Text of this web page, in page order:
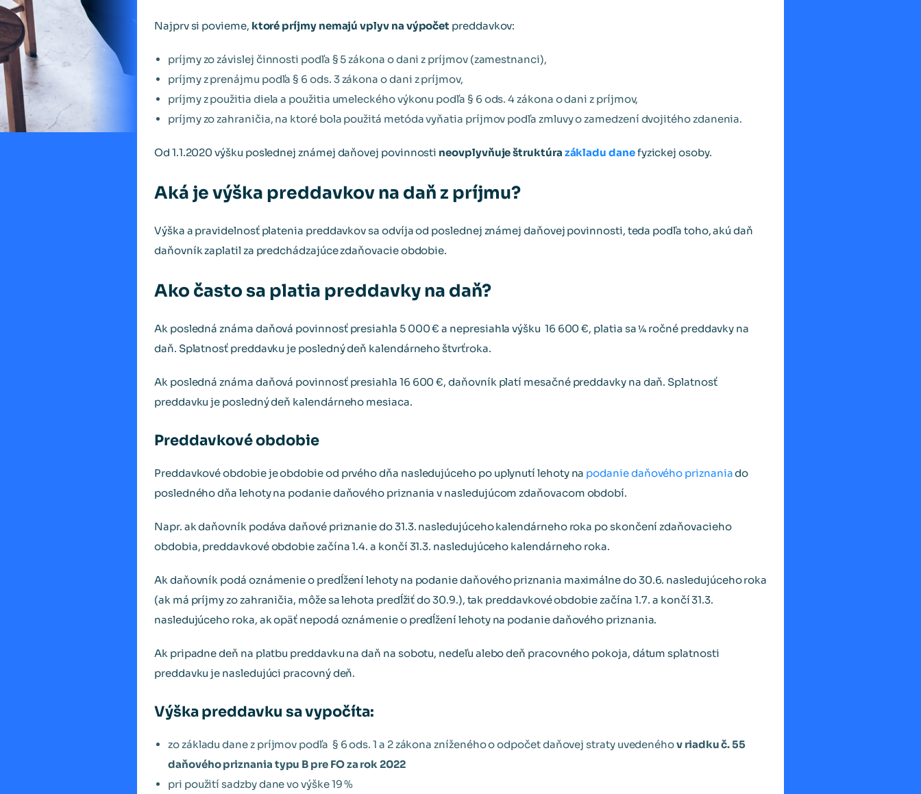
Najprv si povieme, ktoré príjmy nemajú vplyv na výpočet preddavkov:
príjmy zo závislej činnosti podľa § 5 zákona o dani z príjmov (zamestnanci),
príjmy z prenájmu podľa § 6 ods. 3 zákona o dani z príjmov,
príjmy z použitia diela a použitia umeleckého výkonu podľa § 6 ods. 4 zákona o dani z príjmov,
príjmy zo zahraničia, na ktoré bola použitá metóda vyňatia príjmov podľa zmluvy o zamedzení dvojitého zdanenia.
Od 1.1.2020 výšku poslednej známej daňovej povinnosti neovplyvňuje štruktúra základu danefyzickej osoby.
Aká je výška preddavkov na daň z príjmu?
Výška a pravidelnosť platenia preddavkov sa odvíja od poslednej známej daňovej povinnosti, teda podľa toho, akú daň
daňovník zaplatil za predchádzajúce zdaňovacie obdobie.
Ako často sa platia preddavky na daň?
Ak posledná známa daňová povinnosť presiahla 5 000 € a nepresiahla výšku 16 600 €, platia sa ¼ ročné preddavky na
daň. Splatnosť preddavku je posledný deň kalendárneho štvrťroka.
Ak posledná známa daňová povinnosť presiahla 16 600 €, daňovník platí mesačné preddavky na daň. Splatnosť
preddavku je posledný deň kalendárneho mesiaca.
Preddavkové obdobie
Preddavkové obdobie je obdobie od prvého dňa nasledujúceho po uplynutí lehoty na podanie daňového priznaniado
posledného dňa lehoty na podanie daňového priznania v nasledujúcom zdaňovacom období.
Napr. ak daňovník podáva daňové priznanie do 31.3. nasledujúceho kalendárneho roka po skončení zdaňovacieho
obdobia, preddavkové obdobie začína 1.4. a končí 31.3. nasledujúceho kalendárneho roka.
Ak daňovník podá oznámenie o predĺžení lehoty na podanie daňového priznania maximálne do 30.6. nasledujúceho roka
(ak má príjmy zo zahraničia, môže sa lehota predĺžiť do 30.9.), tak preddavkové obdobie začína 1.7. a končí 31.3.
nasledujúceho roka, ak opäť nepodá oznámenie o predĺžení lehoty na podanie daňového priznania.
Ak pripadne deň na platbu preddavku na daň na sobotu, nedeľu alebo deň pracovného pokoja, dátum splatnosti
preddavku je nasledujúci pracovný deň.
Výška preddavku sa vypočíta:
zo základu dane z príjmov podľa § 6 ods. 1 a 2 zákona zníženého o odpočet daňovej straty uvedenéhov riadku č. 55
daňového priznania typu B pre FO za rok 2022
pri použití sadzby dane vo výške 19 %